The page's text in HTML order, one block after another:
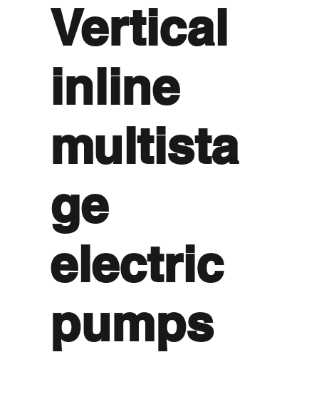
Vertical
inline
multista
ge
electric
pumps